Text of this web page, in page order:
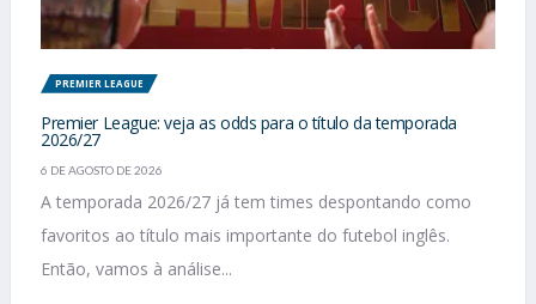
PREMIER LEAGUE
Premier League: veja as odds para o título da temporada
2026/27
6 DE AGOSTO DE 2026
A temporada 2026/27 já tem times despontando como
favoritos ao título mais importante do futebol inglês.
Então, vamos à análise...